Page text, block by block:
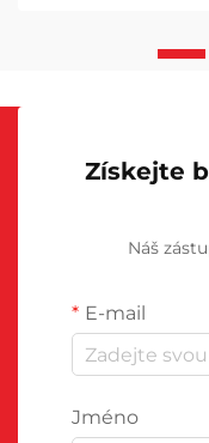
Získejte
Náš
E-mail
Jméno